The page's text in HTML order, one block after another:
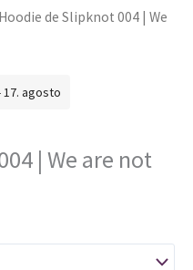
de Slipknot 004 | We
agosto
| We are not